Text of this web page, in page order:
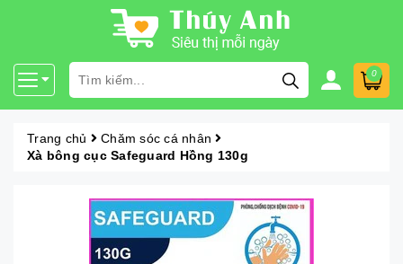
0
Trang chủ
Chăm sóc cá nhân
Xà bông cục Safeguard Hồng 130g